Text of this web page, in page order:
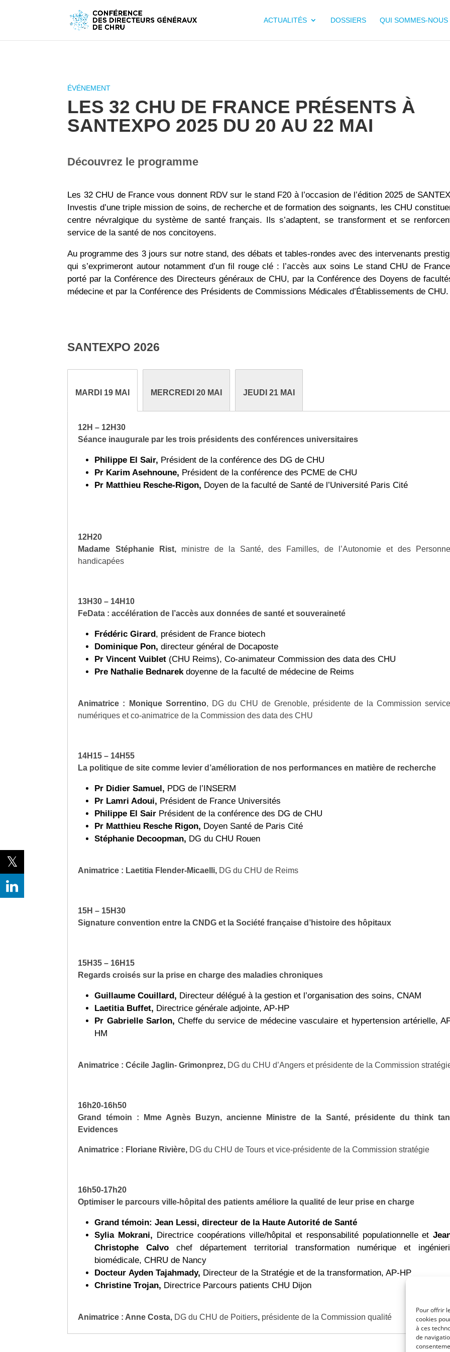
Pour offrir
cookies
à ces
de
ACTUALITÉS DOSSIERS QUI SOMMES-NOUS
LES 32 CHU DE FRANCE PRÉSENTS À
SANTEXPO 2025 DU 20 AU 22 MAI
Découvrez le programme
Les 32 CHU de France vous donnent RDV sur le stand F20 à l’occasion de l’édition 2025 de
Investis d’une triple mission de soins, de recherche et de formation des soignants, les CHU
centre névralgique du système de santé français. Ils s’adaptent, se transforment et se
service de la santé de nos concitoyens.
Au programme des 3 jours sur notre stand, des débats et tables-rondes avec des intervenants
qui s’exprimeront autour notamment d’un fil rouge clé : l’accès aux soins Le stand CHU de
porté par la Conférence des Directeurs généraux de CHU, par la Conférence des Doyens de
médecine et par la Conférence des Présidents de Commissions Médicales d’Établissements de CHU.
SANTEXPO 2026
MARDI 19 MAI MERCREDI 20 MAI JEUDI 21 MAI
12H – 12H30
Séance inaugurale par les trois présidents des conférences universitaires
Philippe El Sair, Président de la conférence des DG de CHU
Pr Karim Asehnoune, Président de la conférence des PCME de CHU
Pr Matthieu Resche-Rigon, Doyen de la faculté de Santé de l’Université Paris Cité
12H20
Madame Stéphanie Rist, ministre de la Santé, des Familles, de l’Autonomie et des
handicapées
13H30 – 14H10
FeData : accélération de l’accès aux données de santé et souveraineté
Frédéric Girard, président de France biotech
Dominique Pon,directeur général de Docaposte
Pr Vincent Vuiblet (CHU Reims), Co-animateur Commission des data des CHU
Pre Nathalie Bednarekdoyenne de la faculté de médecine de Reims
Animatrice : Monique Sorrentino, DG du CHU de Grenoble, présidente de la Commission
numériques et co-animatrice de la Commission des data des CHU
14H15 – 14H55
La politique de site comme levier d’amélioration de nos performances en matière de recherche
Pr Didier Samuel, PDG de l’INSERM
Pr Lamri Adoui, Président de France Universités
Philippe El Sair Président de la conférence des DG de CHU
Pr Matthieu Resche Rigon, Doyen Santé de Paris Cité
Stéphanie Decoopman, DG du CHU Rouen
Animatrice : Laetitia Flender-Micaelli, DG du CHU de Reims
15H – 15H30
Signature convention entre la CNDG et la Société française d’histoire des hôpitaux
15H35 – 16H15
Regards croisés sur la prise en charge des maladies chroniques
Guillaume Couillard, Directeur délégué à la gestion et l’organisation des soins, CNAM
Laetitia Buffet, Directrice générale adjointe, AP-HP
Pr Gabrielle Sarlon, Cheffe du service de médecine vasculaire et hypertension artérielle,
HM
Animatrice : Cécile Jaglin- Grimonprez, DG du CHU d’Angers et présidente de la Commission
16h20-16h50
Grand témoin : Mme Agnès Buzyn, ancienne Ministre de la Santé, présidente du think
Evidences
Animatrice : Floriane Rivière, DG du CHU de Tours et vice-présidente de la Commission stratégie
16h50-17h20
Optimiser le parcours ville-hôpital des patients améliore la qualité de leur prise en charge
Grand témoin: Jean Lessi, directeur de la Haute Autorité de Santé
Sylia Mokrani, Directrice coopérations ville/hôpital et responsabilité populationnelle et
Christophe Calvo chef département territorial transformation numérique et
biomédicale, CHRU de Nancy
Docteur Ayden Tajahmady, Directeur de la Stratégie et de la transformation, AP-HP
Christine Trojan, Directrice Parcours patients CHU Dijon
Animatrice : Anne Costa, DG du CHU de Poitiers, présidente de la Commission qualité